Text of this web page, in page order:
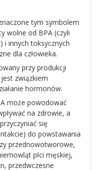
tym symbolem
wolne od BPA (czyli
i innych toksycznych
dla człowieka.
przy produkcji
związkiem
hormonów.
może powodować
na zdrowie, a
się
do powstawania
przednowotworowe,
płci męskiej,
przedwczesne